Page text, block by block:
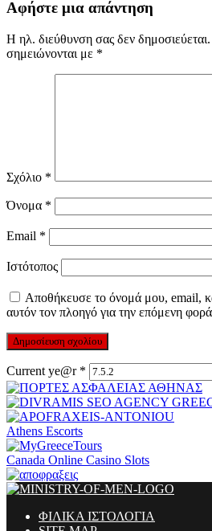
Αφήστε μια απάντηση
Η ηλ. διεύθυνση σας δεν δημοσιεύεται.
σημειώνονται με *
Σχόλιο *
Όνομα *
Email *
Ιστότοπος
Αποθήκευσε το όνομά μου, email,
αυτόν τον πλοηγό για την επόμενη
Current ye@r *
Athens Escorts
Canada Online Casino Slots
ΦΙΛΙΚΑ ΙΣΤΟΛΟΓΙΑ